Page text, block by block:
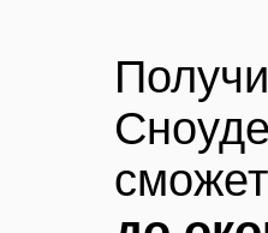
сможет